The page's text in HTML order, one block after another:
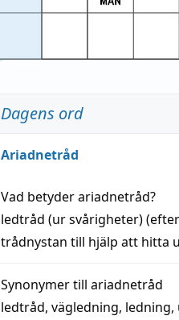
Dagens ord
Ariadnetråd
Vad betyderariadnetråd?
ledtråd (ur svårigheter)
trådnystan till hjälp att hitta
Synonymer till ariadnetråd
ledtråd, vägledning, ledning,